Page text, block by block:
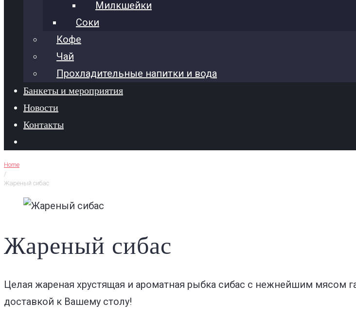
Милкшейки
Соки
Кофе
Чай
Прохладительные напитки и вода
Банкеты и мероприятия
Новости
Контакты
Home
/
Жареный сибас
Жареный сибас
Целая жареная хрустящая и ароматная рыбка сибас с нежнейшим мясом
доставкой к Вашему столу!